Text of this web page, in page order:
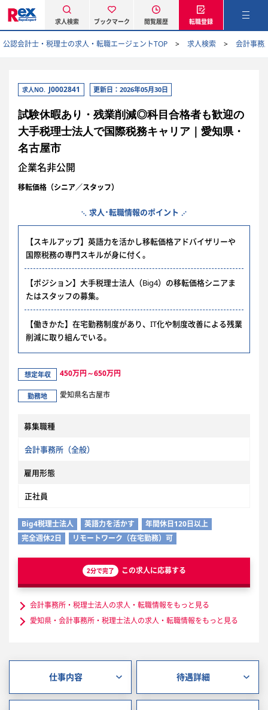
求人検索 ブックマーク 閲覧履歴 転職登録
公認会計士・税理士の求人・転職エージェントTOP 求人検索 会計事務
求人NO. J0002841 更新日：2026年05月30日
試験休暇あり・残業削減◎科目合格者も歓迎の
大手税理士法人で国際税務キャリア｜愛知県・
名古屋市
企業名非公開
移転価格（シニア／スタッフ）
求人･転職情報のポイント
【スキルアップ】英語力を活かし移転価格アドバイザリーや
国際税務の専門スキルが身に付く。
【ポジション】大手税理士法人（Big4）の移転価格シニアま
たはスタッフの募集。
【働きかた】在宅勤務制度があり、IT化や制度改善による残業
削減に取り組んでいる。
想定年収 450万円～650万円
勤務地 愛知県名古屋市
募集職種
会計事務所（全般）
雇用形態
正社員
Big4税理士法人 英語力を活かす
年間休日120日以上
完全週休2日
リモートワーク（在宅勤務）可
2分で完了 この求人に応募する
会計事務所・税理士法人の求人・転職情報をもっと見る
愛知県・会計事務所・税理士法人の求人・転職情報をもっと見る
仕事内容 待遇詳細